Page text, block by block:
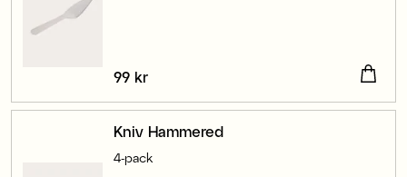
Pris:99 kr
99 kr
Kniv Hammered
4-pack